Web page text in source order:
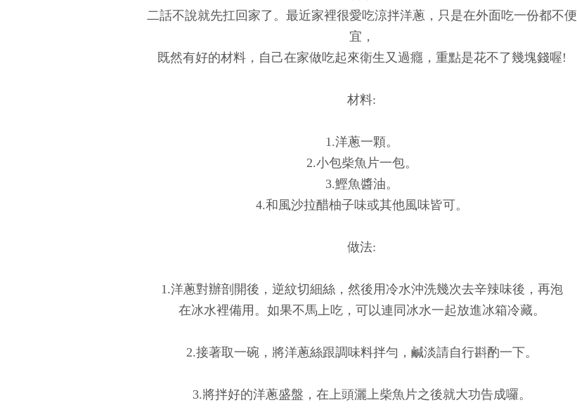
二話不說就先扛回家了。最近家裡很愛吃涼拌洋蔥，只是在外面吃一份都不便
宜，
既然有好的材料，自己在家做吃起來衛生又過癮，重點是花不了幾塊錢喔!
材料:
1.洋蔥一顆。
2.小包柴魚片一包。
3.鰹魚醬油。
4.和風沙拉醋柚子味或其他風味皆可。
做法:
1.洋蔥對辦剖開後，逆紋切細絲，然後用冷水沖洗幾次去辛辣味後，再泡
在冰水裡備用。如果不馬上吃，可以連同冰水一起放進冰箱冷藏。
2.接著取一碗，將洋蔥絲跟調味料拌勻，鹹淡請自行斟酌一下。
3.將拌好的洋蔥盛盤，在上頭灑上柴魚片之後就大功告成囉。